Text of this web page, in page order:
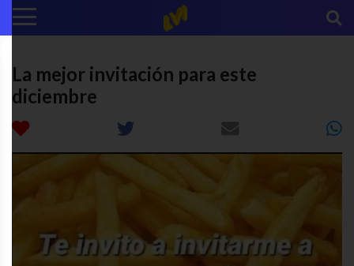
La mejor invitación para este
diciembre